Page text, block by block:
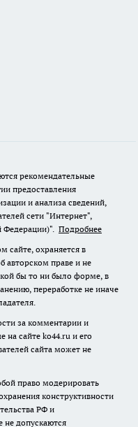
рекомендательные
предоставления
и анализа сведений,
сети "Интернет",
Федерации)". Подробнее
сайте, охраняется в
авторском праве и не
бы то ни было форме, в
переработке не иначе
за комментарии и
сайте ko44.ru и его
сайта может не
право модерировать
конструктивности
РФ и
не допускаются